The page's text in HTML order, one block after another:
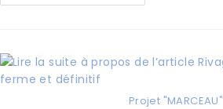
Projet "MARCEAU"